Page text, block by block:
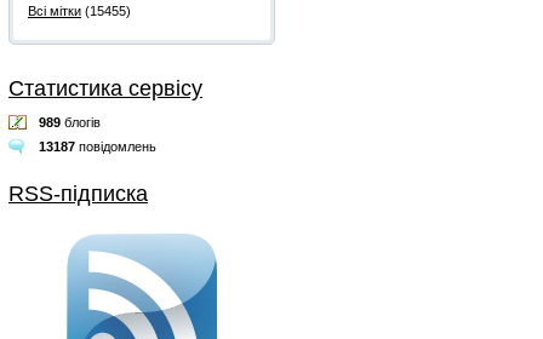
Всі мітки (15455)
Статистика сервісу
989 блогів
13187 повідомлень
RSS-підписка